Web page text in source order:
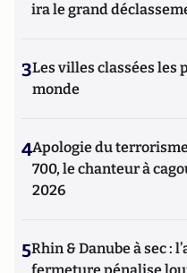
ira le grand
3Les villes classées les
monde
4Apologie du
700, le chanteur à
2026
5Rhin & Danube à sec :